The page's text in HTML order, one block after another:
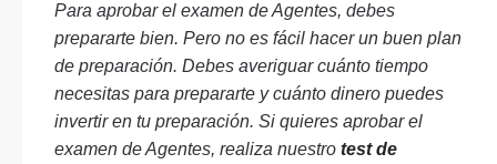
Para aprobar el examen de Agentes, debes
prepararte bien. Pero no es fácil hacer un buen plan
de preparación. Debes averiguar cuánto tiempo
necesitas para prepararte y cuánto dinero puedes
invertir en tu preparación. Si quieres aprobar el
examen de Agentes, realiza nuestro test de